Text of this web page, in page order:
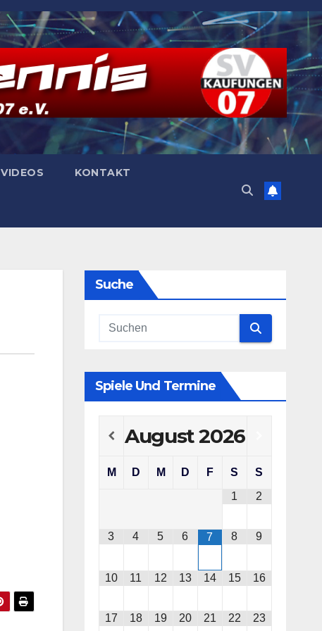
VIDEOS KONTAKT
Suche
Spiele Und Termine
August2026
M D M D F S
S
1
2
3 4 5 6 7 8 9
10 11 12 13 14 15 16
17 18 19 20 21 22 23